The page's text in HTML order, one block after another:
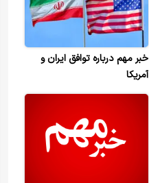
خبر مهم درباره توافق ایران و
آمریکا